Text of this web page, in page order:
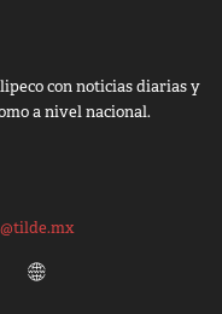
con noticias diarias y
a nivel nacional.